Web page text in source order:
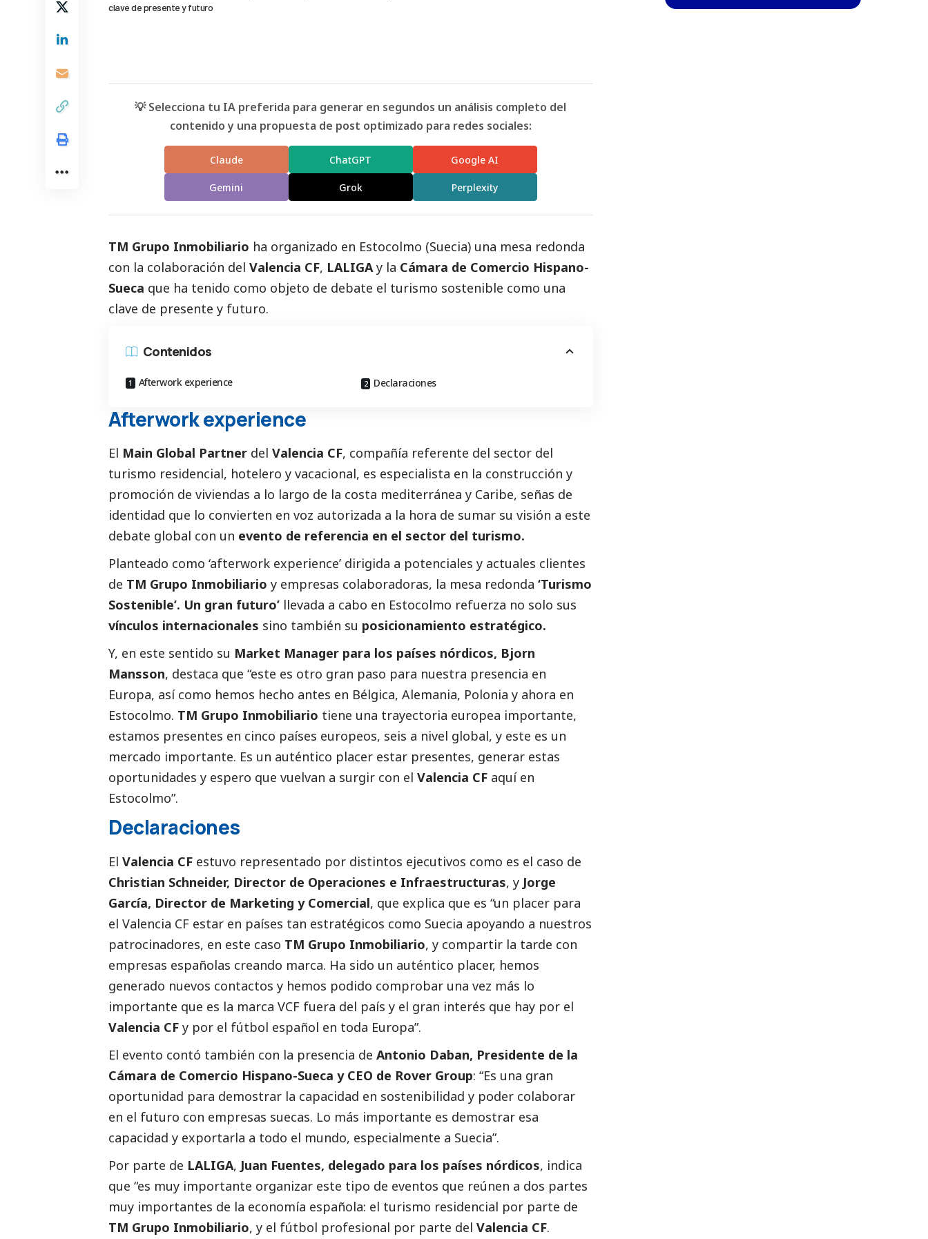
clave de presente y futuro
💡 Selecciona tu IA preferida para generar en segundos un análisis completo del
contenido y una propuesta de post optimizado para redes sociales:
Claude ChatGPT Google AI
Gemini Grok Perplexity
TM Grupo Inmobiliario ha organizado en Estocolmo (Suecia) una mesa redonda
con la colaboración del Valencia CF, LALIGAy la Cámara de Comercio Hispano-
Sueca que ha tenido como objeto de debate el turismo sostenible como una
clave de presente y futuro.
Contenidos
Afterwork experience Declaraciones
Afterwork experience
El Main Global Partner del Valencia CF, compañía referente del sector del
turismo residencial, hotelero y vacacional, es especialista en la construcción y
promoción de viviendas a lo largo de la costa mediterránea y Caribe, señas de
identidad que lo convierten en voz autorizada a la hora de sumar su visión a este
debate global con un evento de referencia en el sector del turismo.
Planteado como ‘afterwork experience’ dirigida a potenciales y actuales clientes
de TM Grupo Inmobiliario y empresas colaboradoras, la mesa redonda ‘Turismo
Sostenible’. Un gran futuro’ llevada a cabo en Estocolmo refuerza no solo sus
vínculos internacionales sino también su posicionamiento estratégico.
Y, en este sentido su Market Manager para los países nórdicos, Bjorn
Mansson, destaca que “este es otro gran paso para nuestra presencia en
Europa, así como hemos hecho antes en Bélgica, Alemania, Polonia y ahora en
Estocolmo. TM Grupo Inmobiliario tiene una trayectoria europea importante,
estamos presentes en cinco países europeos, seis a nivel global, y este es un
mercado importante. Es un auténtico placer estar presentes, generar estas
oportunidades y espero que vuelvan a surgir con el Valencia CF aquí en
Estocolmo”.
Declaraciones
El Valencia CF estuvo representado por distintos ejecutivos como es el caso de
Christian Schneider, Director de Operaciones e Infraestructuras, y Jorge
García, Director de Marketing y Comercial, que explica que es “un placer para
el Valencia CF estar en países tan estratégicos como Suecia apoyando a nuestros
patrocinadores, en este caso TM Grupo Inmobiliario, y compartir la tarde con
empresas españolas creando marca. Ha sido un auténtico placer, hemos
generado nuevos contactos y hemos podido comprobar una vez más lo
importante que es la marca VCF fuera del país y el gran interés que hay por el
Valencia CF y por el fútbol español en toda Europa”.
El evento contó también con la presencia de Antonio Daban, Presidente de la
Cámara de Comercio Hispano-Sueca y CEO de Rover Group: “Es una gran
oportunidad para demostrar la capacidad en sostenibilidad y poder colaborar
en el futuro con empresas suecas. Lo más importante es demostrar esa
capacidad y exportarla a todo el mundo, especialmente a Suecia”.
Por parte de LALIGA, Juan Fuentes, delegado para los países nórdicos, indica
que “es muy importante organizar este tipo de eventos que reúnen a dos partes
muy importantes de la economía española: el turismo residencial por parte de
TM Grupo Inmobiliario, y el fútbol profesional por parte del Valencia CF.